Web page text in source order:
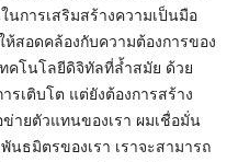
นการเสริมสร้างความเป็นมือ
อดคล้องกับความต้องการของ
คโนโลยีดิจิทัลที่ล้ำสมัย ด้วย
รเติบโต แต่ยังต้องการสร้าง
ายตัวแทนของเรา ผมเชื่อมั่น
ธมิตรของเรา เราจะสามารถ